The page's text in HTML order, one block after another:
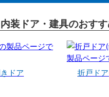
装ドア・建具のおす
ドア 折戸ド